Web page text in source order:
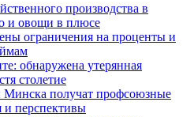
производства в
и овощи в плюсе
ограничения на проценты и
обнаружена утерянная
столетие
получат профсоюзные
и перспективы